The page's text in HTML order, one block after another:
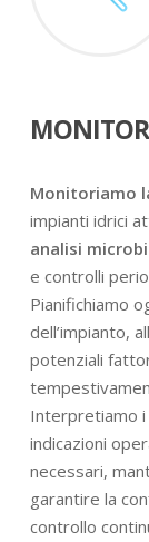
Monitoriamo
impianti idrici
analisi
e controlli
Pianifichiamo
dell’impianto,
potenziali
Interpretiamo i
indicazioni
necessari,
garantire la
controllo